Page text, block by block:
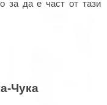
за да е част от тази
Чука